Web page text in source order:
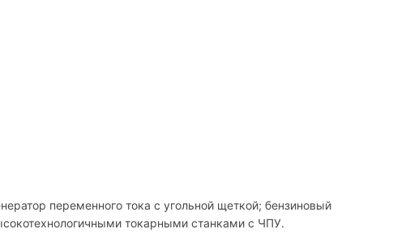
переменного тока с угольной щеткой; бензиновый
токарными станками с ЧПУ.